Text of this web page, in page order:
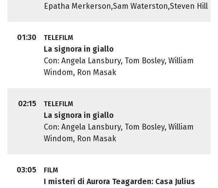
Epatha Merkerson,Sam Waterston,Steven Hill
01:30 TELEFILM
La signora in giallo
Con: Angela Lansbury, Tom Bosley, William
Windom, Ron Masak
02:15 TELEFILM
La signora in giallo
Con: Angela Lansbury, Tom Bosley, William
Windom, Ron Masak
03:05 FILM
I misteri di Aurora Teagarden: Casa Julius